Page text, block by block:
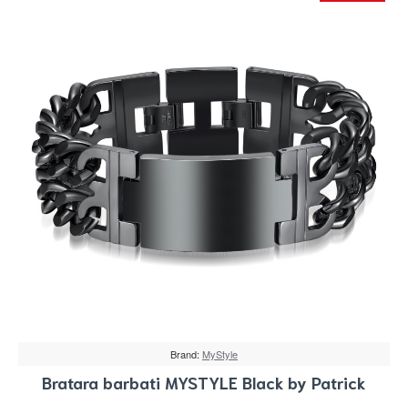
Brand: MyStyle
Bratara barbati MYSTYLE Black by Patrick